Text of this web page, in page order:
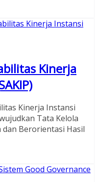
Kinerja
Kinerja Instansi
Tata Kelola
Berorientasi Hasil